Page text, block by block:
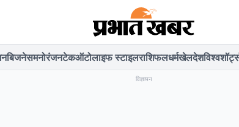
बिजनेसमनोरंजनटेकऑटोलाइफ स्टाइलराशिफलधर्मखेलदेशविश्व
विज्ञापन